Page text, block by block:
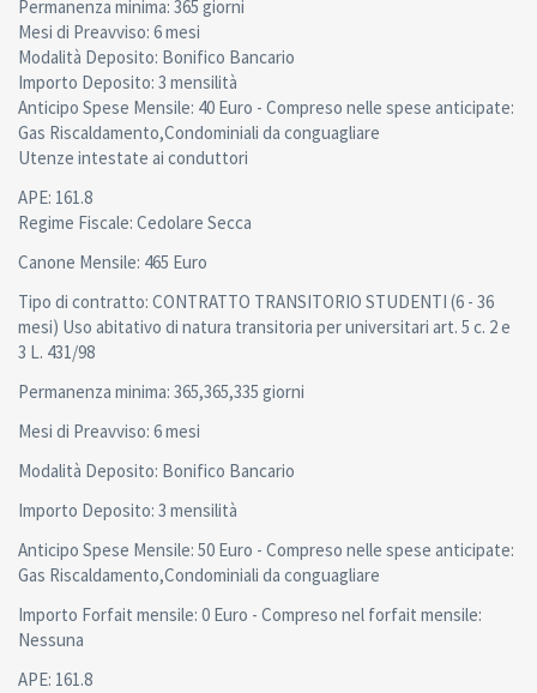
Permanenza minima: 365 giorni
Mesi di Preavviso: 6 mesi
Modalità Deposito: Bonifico Bancario
Importo Deposito: 3 mensilità
Anticipo Spese Mensile: 40 Euro - Compreso nelle spese anticipate:
Gas Riscaldamento,Condominiali da conguagliare
Utenze intestate ai conduttori
APE: 161.8
Regime Fiscale: Cedolare Secca
Canone Mensile: 465 Euro
Tipo di contratto: CONTRATTO TRANSITORIO STUDENTI (6 - 36
mesi) Uso abitativo di natura transitoria per universitari art. 5 c. 2 e
3 L. 431/98
Permanenza minima: 365,365,335 giorni
Mesi di Preavviso: 6 mesi
Modalità Deposito: Bonifico Bancario
Importo Deposito: 3 mensilità
Anticipo Spese Mensile: 50 Euro - Compreso nelle spese anticipate:
Gas Riscaldamento,Condominiali da conguagliare
Importo Forfait mensile: 0 Euro - Compreso nel forfait mensile:
Nessuna
APE: 161.8